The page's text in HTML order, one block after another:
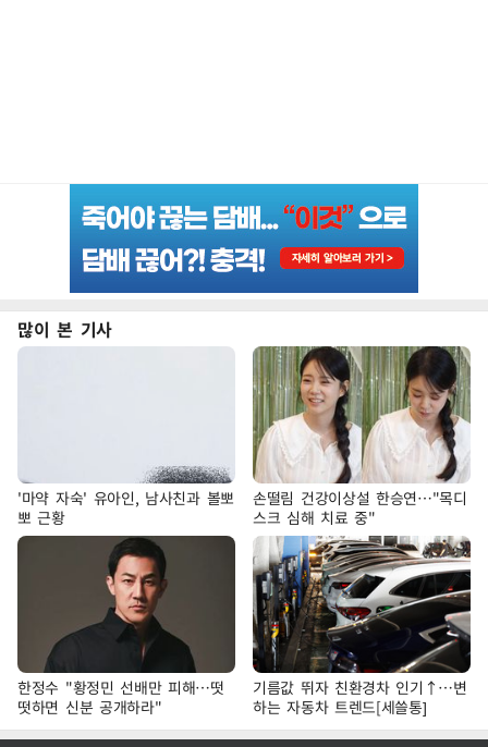
많이 본 기사
'마약 자숙' 유아인, 남사친과 볼뽀
뽀 근황
손떨림 건강이상설 한승연…"목디
스크 심해 치료 중"
한정수 "황정민 선배만 피해…떳
떳하면 신분 공개하라"
기름값 뛰자 친환경차 인기↑…변
하는 자동차 트렌드[세쓸통]